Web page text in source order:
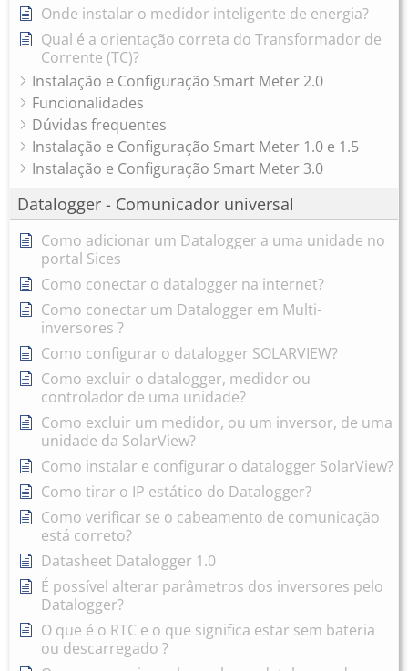
Onde instalar o medidor inteligente de energia?
Qual é a orientação correta do Transformador de
Corrente (TC)?
Instalação e Configuração Smart Meter 2.0
Funcionalidades
Dúvidas frequentes
Instalação e Configuração Smart Meter 1.0 e 1.5
Instalação e Configuração Smart Meter 3.0
Datalogger - Comunicador universal
Como adicionar um Datalogger a uma unidade no
portal Sices
Como conectar o datalogger na internet?
Como conectar um Datalogger em Multi-
inversores ?
Como configurar o datalogger SOLARVIEW?
Como excluir o datalogger, medidor ou
controlador de uma unidade?
Como excluir um medidor, ou um inversor, de uma
unidade da SolarView?
Como instalar e configurar o datalogger SolarView?
Como tirar o IP estático do Datalogger?
Como verificar se o cabeamento de comunicação
está correto?
Datasheet Datalogger 1.0
É possível alterar parâmetros dos inversores pelo
Datalogger?
O que é o RTC e o que significa estar sem bateria
ou descarregado ?